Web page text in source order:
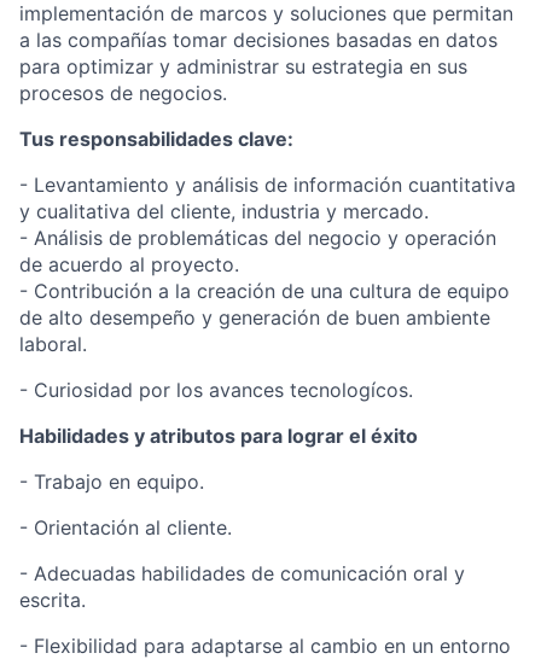
implementación de marcos y soluciones que permitan
a las compañías tomar decisiones basadas en datos
para optimizar y administrar su estrategia en sus
procesos de negocios.
Tus responsabilidades clave:
- Levantamiento y análisis de información cuantitativa
y cualitativa del cliente, industria y mercado.
- Análisis de problemáticas del negocio y operación
de acuerdo al proyecto.
- Contribución a la creación de una cultura de equipo
de alto desempeño y generación de buen ambiente
laboral.
- Curiosidad por los avances tecnologícos.
Habilidades y atributos para lograr el éxito
- Trabajo en equipo.
- Orientación al cliente.
- Adecuadas habilidades de comunicación oral y
escrita.
- Flexibilidad para adaptarse al cambio en un entorno